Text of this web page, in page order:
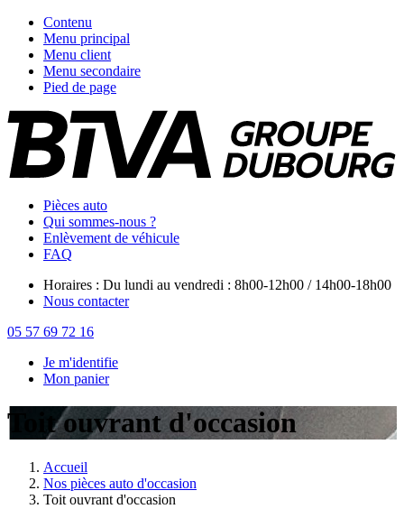
Contenu
Menu principal
Menu client
Menu secondaire
Pied de page
Pièces auto
Qui sommes-nous ?
Enlèvement de véhicule
FAQ
Horaires : Du lundi au vendredi : 8h00-12h00 / 14h00-18h00
Nous contacter
05 57 69 72 16
Je m'identifie
Mon panier
Toit ouvrant d'occasion
Accueil
Nos pièces auto d'occasion
Toit ouvrant d'occasion